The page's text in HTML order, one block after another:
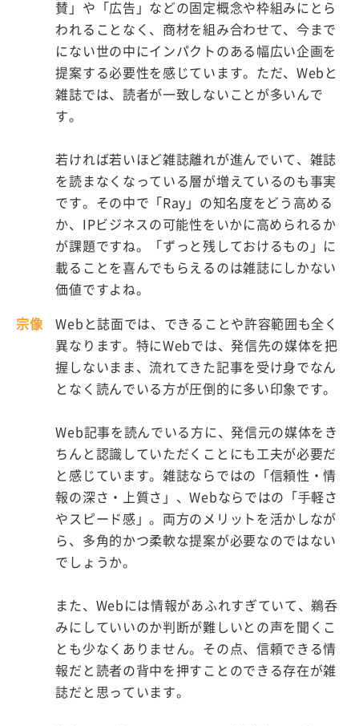
賛」や「広告」などの固定概念や枠組みにとら
われることなく、商材を組み合わせて、今まで
にない世の中にインパクトのある幅広い企画を
提案する必要性を感じています。ただ、Webと
雑誌では、読者が一致しないことが多いんで
す。
若ければ若いほど雑誌離れが進んでいて、雑誌
を読まなくなっている層が増えているのも事実
です。その中で「Ray」の知名度をどう高める
か、IPビジネスの可能性をいかに高められるか
が課題ですね。「ずっと残しておけるもの」に
載ることを喜んでもらえるのは雑誌にしかない
価値ですよね。
宗像
Webと誌面では、できることや許容範囲も全く
異なります。特にWebでは、発信先の媒体を把
握しないまま、流れてきた記事を受け身でなん
となく読んでいる方が圧倒的に多い印象です。
Web記事を読んでいる方に、発信元の媒体をき
ちんと認識していただくことにも工夫が必要だ
と感じています。雑誌ならではの「信頼性・情
報の深さ・上質さ」、Webならではの「⼿軽さ
やスピード感」。両方のメリットを活かしなが
ら、多角的かつ柔軟な提案が必要なのではない
でしょうか。
また、Webには情報があふれすぎていて、鵜呑
みにしていいのか判断が難しいとの声を聞くこ
とも少なくありません。その点、信頼できる情
報だと読者の背中を押すことのできる存在が雑
誌だと思っています。